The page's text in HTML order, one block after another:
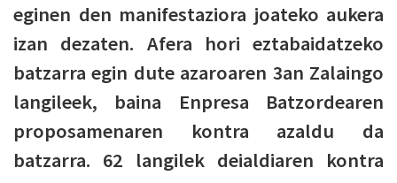
eginen den manifestaziora joateko aukera
izan dezaten. Afera hori eztabaidatzeko
batzarra egin dute azaroaren 3an Zalaingo
langileek, baina Enpresa Batzordearen
proposamenaren kontra azaldu da
batzarra. 62 langilek deialdiaren kontra